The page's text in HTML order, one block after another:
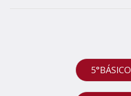
5°BÁSICO